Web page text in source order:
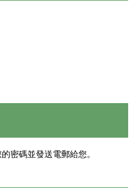
密碼並發送電郵給您。